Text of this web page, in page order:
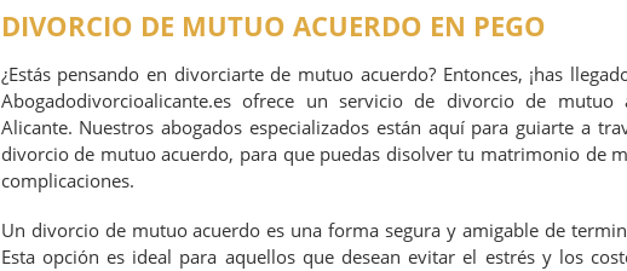
DIVORCIO DE MUTUO ACUERDO EN PEGO
¿Estás pensando en divorciarte de mutuo acuerdo? Entonces, ¡has
Abogadodivorcioalicante.es ofrece un servicio de divorcio de mutuo
Alicante. Nuestros abogados especializados están aquí para guiarte a
divorcio de mutuo acuerdo, para que puedas disolver tu matrimonio de
complicaciones.
Un divorcio de mutuo acuerdo es una forma segura y amigable de
Esta opción es ideal para aquellos que desean evitar el estrés y los